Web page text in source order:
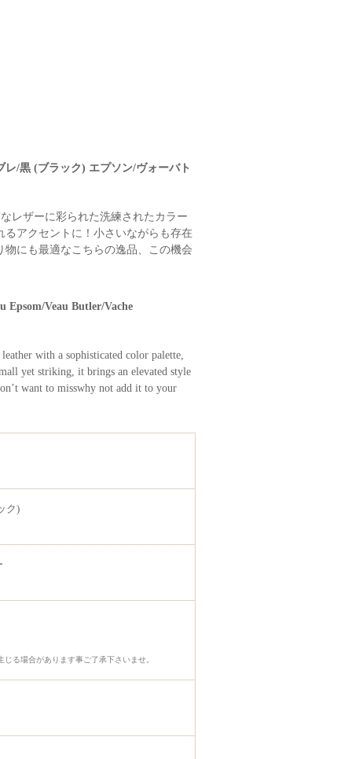
/黒 (ブラック) エプソン/ヴォーバト
レザーに彩られた洗練されたカラー
アクセントに！小さいながらも存在
にも最適なこちらの逸品、この機会
Epsom/Veau Butler/Vache
with a sophisticated color palette,
yet striking, it brings an elevated style
want to misswhy not add it to your
ク)
る場合があります事ご了承下さいませ。